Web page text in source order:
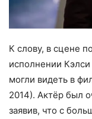
К слову, в сцене
исполнении
могли видеть в
2014). Актёр был
заявив, что с